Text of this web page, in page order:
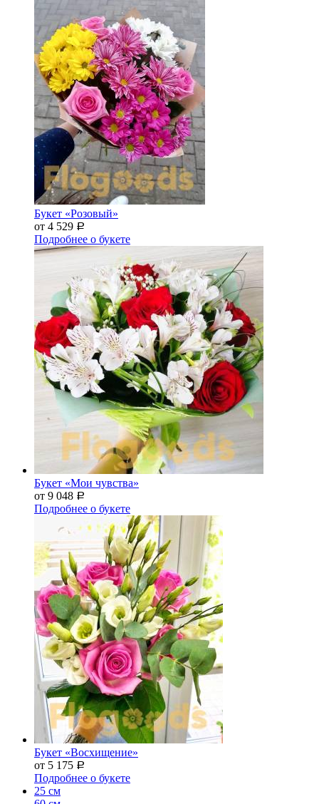
Букет «Розовый»
от 4 529 Р
Подробнее о букете
Букет «Мои чувства»
от 9 048 Р
Подробнее о букете
Букет «Восхищение»
от 5 175 Р
Подробнее о букете
25 см